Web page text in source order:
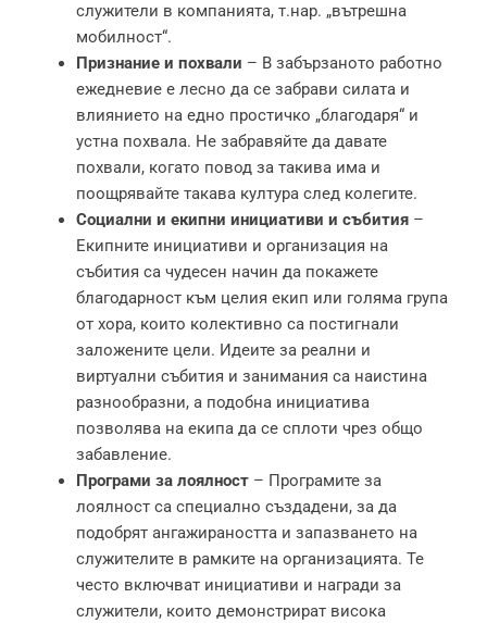
служители в компанията, т.нар. „вътрешна
мобилност“.
Признание и похвали – В забързаното работно
ежедневие е лесно да се забрави силата и
влиянието на едно простичко „благодаря“ и
устна похвала. Не забравяйте да давате
похвали, когато повод за такива има и
поощрявайте такава култура след колегите.
Социални и екипни инициативи и събития –
Екипните инициативи и организация на
събития са чудесен начин да покажете
благодарност към целия екип или голяма група
от хора, които колективно са постигнали
заложените цели. Идеите за реални и
виртуални събития и занимания са наистина
разнообразни, а подобна инициатива
позволява на екипа да се сплоти чрез общо
забавление.
Програми за лоялност – Програмите за
лоялност са специално създадени, за да
подобрят ангажираността и запазването на
служителите в рамките на организацията. Те
често включват инициативи и награди за
служители, които демонстрират висока